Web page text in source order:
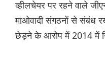
व्हीलचेयर पर रहने वाले
माओवादी संगठनों से संबंध
छेड़ने के आरोप में 2014 में